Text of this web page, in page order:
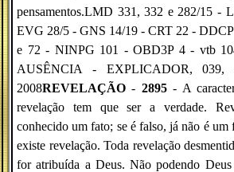
pensamentos.LMD 331, 332 e 282/15 -
EVG 28/5 - GNS 14/19 - CRT 22 -
e 72 - NINPG 101 - OBD3P 4 - vtb
AUSÊNCIA - EXPLICADOR,
2008REVELAÇÃO - 2895- A
revelação tem que ser a verdade.
conhecido um fato; se é falso, já não é um
existe revelação. Toda revelação
for atribuída a Deus. Não podendo